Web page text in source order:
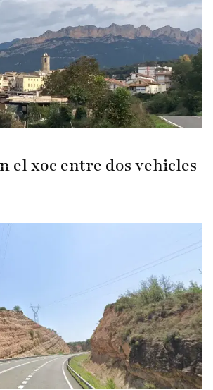
el xoc entre dos vehicles